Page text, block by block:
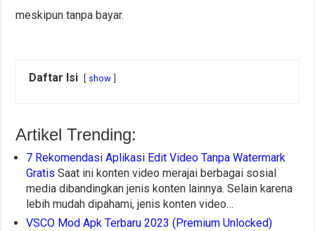
meskipun tanpa bayar.
Daftar Isi show
Artikel Trending:
7 Rekomendasi Aplikasi Edit Video Tanpa Watermark
Gratis Saat ini konten video merajai berbagai sosial
media dibandingkan jenis konten lainnya. Selain karena
lebih mudah dipahami, jenis konten video…
VSCO Mod Apk Terbaru 2023 (Premium Unlocked)